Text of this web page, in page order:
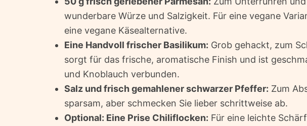
wunderbare Würze und Salzigkeit. Für eine vegane
eine vegane Käsealternative.
Eine Handvoll frischer Basilikum: Grob gehackt, zum
sorgt für das frische, aromatische Finish und ist
und Knoblauch verbunden.
Salz und frisch gemahlener schwarzer Pfeffer: Zum
sparsam, aber schmecken Sie lieber schrittweise ab.
Optional: Eine Prise Chiliflocken: Für eine leichte